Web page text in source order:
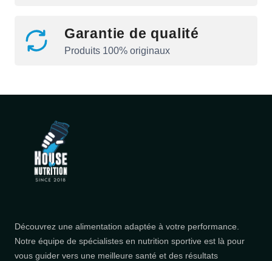
Garantie de qualité
Produits 100% originaux
Découvrez une alimentation adaptée à votre performance.
Notre équipe de spécialistes en nutrition sportive est là pour
vous guider vers une meilleure santé et des résultats